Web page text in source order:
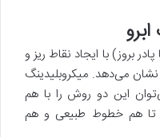
بروز) با ایجاد نقاط ریز و
نشان می‌دهد. میکروبلیدینگ
این دو روش را با هم
تا هم خطوط طبیعی و هم